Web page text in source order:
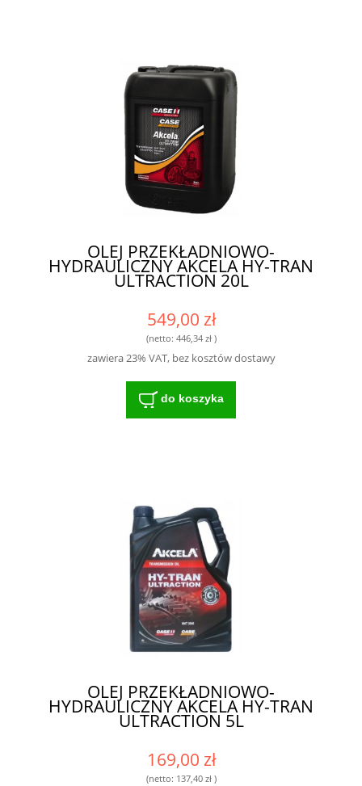
OLEJ PRZEKŁADNIOWO-
HYDRAULICZNY AKCELA HY-TRAN
ULTRACTION 20L
549,00 zł
(netto: 446,34 zł)
zawiera 23% VAT, bez kosztów dostawy
do koszyka
OLEJ PRZEKŁADNIOWO-
HYDRAULICZNY AKCELA HY-TRAN
ULTRACTION 5L
169,00 zł
(netto: 137,40 zł)